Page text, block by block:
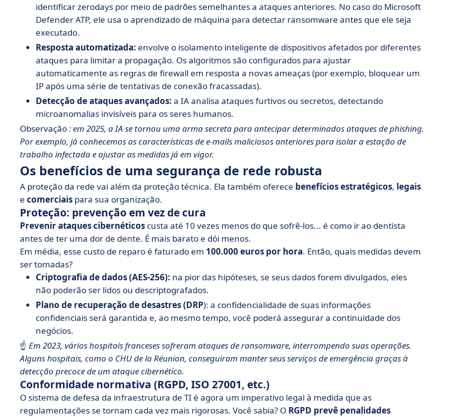
identificar zerodays por meio de padrões semelhantes a ataques anteriores. No caso do Microsoft
Defender ATP, ele usa o aprendizado de máquina para detectar ransomware antes que ele seja
executado.
Resposta automatizada: envolve o isolamento inteligente de dispositivos afetados por diferentes
ataques para limitar a propagação. Os algoritmos são configurados para ajustar
automaticamente as regras de firewall em resposta a novas ameaças (por exemplo, bloquear um
IP após uma série de tentativas de conexão fracassadas).
Detecção de ataques avançados: a IA analisa ataques furtivos ou secretos, detectando
microanomalias invisíveis para os seres humanos.
Observação: em 2025, a IA se tornou uma arma secreta para antecipar determinados ataques de phishing.
Por exemplo, já conhecemos as características de e-mails maliciosos anteriores para isolar a estação de
trabalho infectada e ajustar as medidas já em vigor.
Os benefícios de uma segurança de rede robusta
A proteção da rede vai além da proteção técnica. Ela também oferece benefícios estratégicos, legais
e comerciais para sua organização.
Proteção: prevenção em vez de cura
Prevenir ataques cibernéticos custa até 10 vezes menos do que sofrê-los... é como ir ao dentista
antes de ter uma dor de dente. É mais barato e dói menos.
Em média, esse custo de reparo é faturado em 100.000 euros por hora. Então, quais medidas devem
ser tomadas?
Criptografia de dados (AES-256): na pior das hipóteses, se seus dados forem divulgados, eles
não poderão ser lidos ou descriptografados.
Plano de recuperação de desastres (DRP): a confidencialidade de suas informações
confidenciais será garantida e, ao mesmo tempo, você poderá assegurar a continuidade dos
negócios.
☝️ Em 2023, vários hospitais franceses sofreram ataques de ransomware, interrompendo suas operações.
Alguns hospitais, como o CHU de la Réunion, conseguiram manter seus serviços de emergência graças à
detecção precoce de um ataque cibernético.
Conformidade normativa (RGPD, ISO 27001, etc.)
O sistema de defesa da infraestrutura de TI é agora um imperativo legal à medida que as
regulamentações se tornam cada vez mais rigorosas. Você sabia? O RGPD prevê penalidades